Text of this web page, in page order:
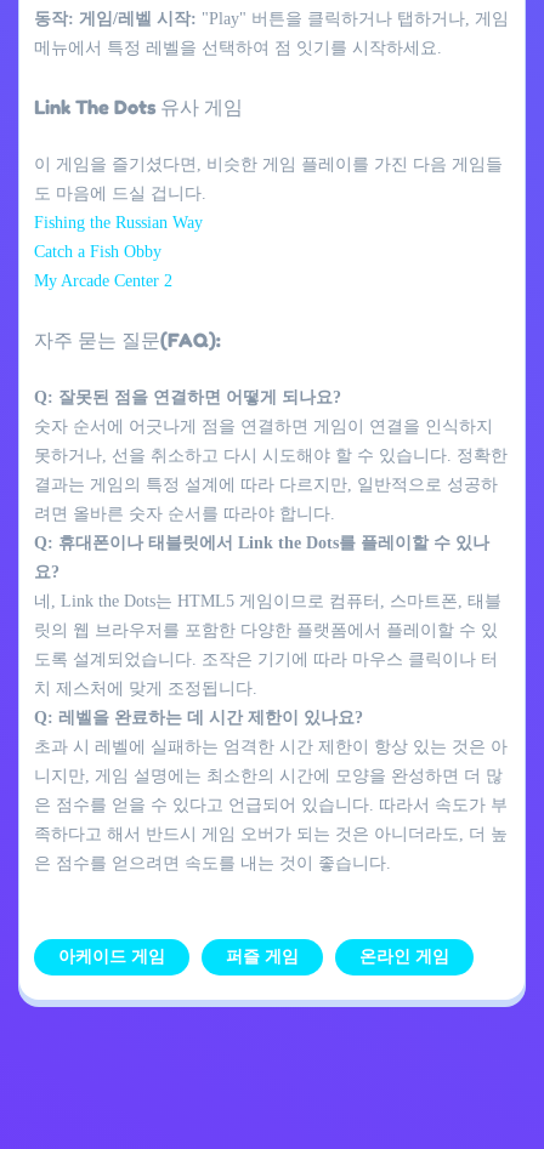
동작: 게임/레벨 시작: "Play" 버튼을 클릭하거나 탭하거나, 게임
메뉴에서 특정 레벨을 선택하여 점 잇기를 시작하세요.
Link The Dots 유사 게임
이 게임을 즐기셨다면, 비슷한 게임 플레이를 가진 다음 게임들
도 마음에 드실 겁니다.
Fishing the Russian Way
Catch a Fish Obby
My Arcade Center 2
자주 묻는 질문(FAQ):
Q: 잘못된 점을 연결하면 어떻게 되나요?
숫자 순서에 어긋나게 점을 연결하면 게임이 연결을 인식하지
못하거나, 선을 취소하고 다시 시도해야 할 수 있습니다. 정확한
결과는 게임의 특정 설계에 따라 다르지만, 일반적으로 성공하
려면 올바른 숫자 순서를 따라야 합니다.
Q: 휴대폰이나 태블릿에서 Link the Dots를 플레이할 수 있나
요?
네, Link the Dots는 HTML5 게임이므로 컴퓨터, 스마트폰, 태블
릿의 웹 브라우저를 포함한 다양한 플랫폼에서 플레이할 수 있
도록 설계되었습니다. 조작은 기기에 따라 마우스 클릭이나 터
치 제스처에 맞게 조정됩니다.
Q: 레벨을 완료하는 데 시간 제한이 있나요?
초과 시 레벨에 실패하는 엄격한 시간 제한이 항상 있는 것은 아
니지만, 게임 설명에는 최소한의 시간에 모양을 완성하면 더 많
은 점수를 얻을 수 있다고 언급되어 있습니다. 따라서 속도가 부
족하다고 해서 반드시 게임 오버가 되는 것은 아니더라도, 더 높
은 점수를 얻으려면 속도를 내는 것이 좋습니다.
아케이드 게임 퍼즐 게임 온라인 게임